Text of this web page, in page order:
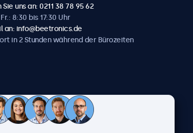
Sie uns an: 0211 38 78 95 62
8:30 bis 17:30 Uhr
an: info@beetronics.de
in 2 Stunden während der Bürozeiten